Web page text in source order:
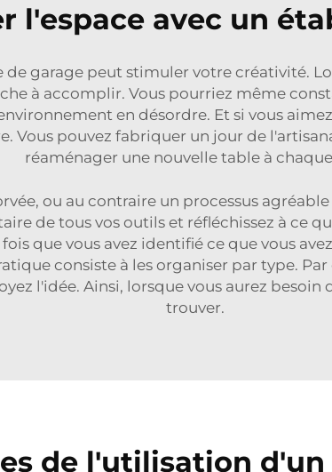
l'espace avec un
garage peut stimuler votre créativité.
à accomplir. Vous pourriez même
en désordre. Et si vous
Vous pouvez fabriquer un jour de
réaménager une nouvelle table à
ou au contraire un processus
de tous vos outils et réfléchissez à ce
que vous avez identifié ce que vous
consiste à les organiser par type.
l'idée. Ainsi, lorsque vous aurez
trouver.
de l'utilisation